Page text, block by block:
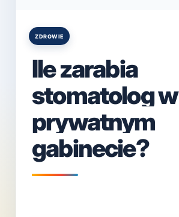
Posted
ZDROWIE
Ile zarabia
stomatolog w
prywatnym
gabinecie?